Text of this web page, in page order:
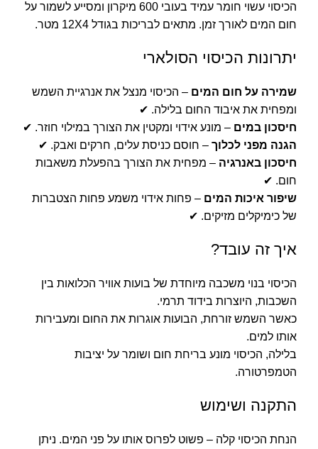
הכיסוי עשוי חומר עמיד בעובי 600 מיקרון ומסייע לשמור על
חום המים לאורך זמן. מתאים לבריכות בגודל 12X4 מטר.
יתרונות הכיסוי הסולארי
שמירה על חום המים – הכיסוי מנצל את אנרגיית השמש
ומפחית את איבוד החום בלילה. ✔
חיסכון במים – מונע אידוי ומקטין את הצורך במילוי חוזר. ✔
הגנה מפני לכלוך – חוסם כניסת עלים, חרקים ואבק. ✔
חיסכון באנרגיה – מפחית את הצורך בהפעלת משאבות
חום. ✔
שיפור איכות המים – פחות אידוי משמע פחות הצטברות
של כימיקלים מזיקים. ✔
איך זה עובד?
הכיסוי בנוי משכבה מיוחדת של בועות אוויר הכלואות בין
השכבות, היוצרות בידוד תרמי.
כאשר השמש זורחת, הבועות אוגרות את החום ומעבירות
אותו למים.
בלילה, הכיסוי מונע בריחת חום ושומר על יציבות
הטמפרטורה.
התקנה ושימוש
הנחת הכיסוי קלה – פשוט לפרוס אותו על פני המים. ניתן